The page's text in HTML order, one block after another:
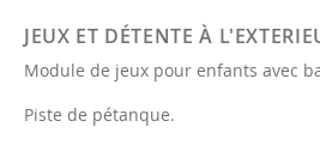
JEUX ET DÉTENTE À
Module de jeux pour enfants avec
Piste de pétanque.